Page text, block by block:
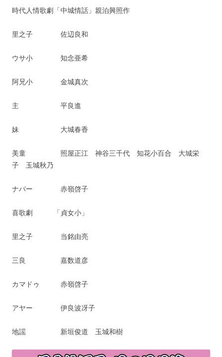
時代人情歌劇「中城情話」親泊興照作
里之子 佐辺良和
ウサ小 知念亜希
阿兄小 金城真次
主 平良進
妹 大城春香
美童 照屋正江 神谷三千代 知花小百合 大城栄
子 玉城秋乃
ナバー 赤嶺啓子
喜歌劇 「貞女小」
里之子 当銘由亮
三良 嘉数道彦
カマドゥ 赤嶺啓子
アヤー 伊良波冴子
地謡 新垣俊道 玉城和樹